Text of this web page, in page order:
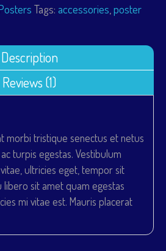
Tags: accessories poster
Description
Reviews (1)
morbi tristique senectus et netus
turpis egestas. Vestibulum
ultricies eget, tempor sit
libero sit amet quam egestas
mi vitae est. Mauris placerat